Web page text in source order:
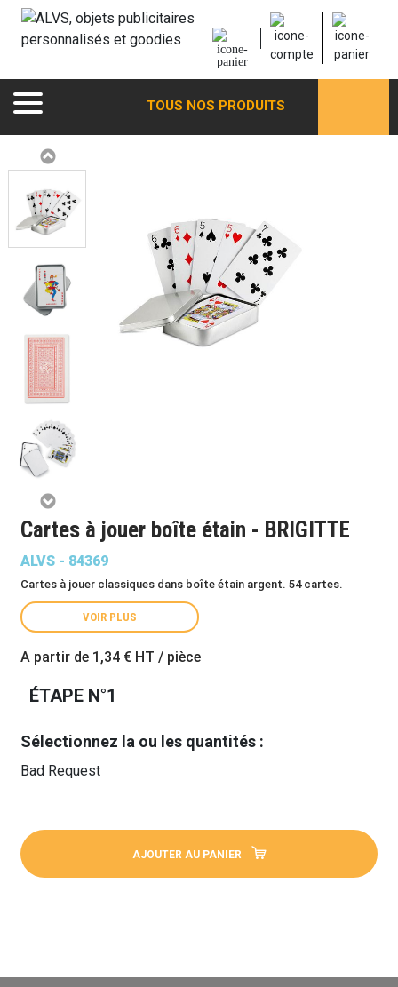
TOUS NOS PRODUITS
Cartes à jouer boîte étain - BRIGITTE
ALVS - 84369
Cartes à jouer classiques dans boîte étain argent. 54 cartes.
VOIR PLUS
A partir de 1,34 € HT / pièce
ÉTAPE N°1
Sélectionnez la ou les quantités :
Bad Request
AJOUTER AU PANIER